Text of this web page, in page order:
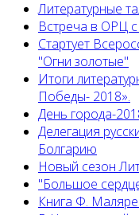
Литературные
Встреча в ОРЦ
Cтартует
"Огни золотые"
Итоги
Победы- 2018».
День города-
Делегация
Болгарию
Новый сезон
"Большое
Книга Ф.